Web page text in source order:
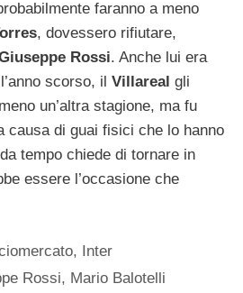
faranno a meno
, dovessero rifiutare,
Rossi. Anche lui era
scorso, il Villareal gli
un’altra stagione, ma fu
causa di guai fisici che lo hanno
tempo chiede di tornare in
essere l’occasione che
, Inter
Rossi, Mario Balotelli